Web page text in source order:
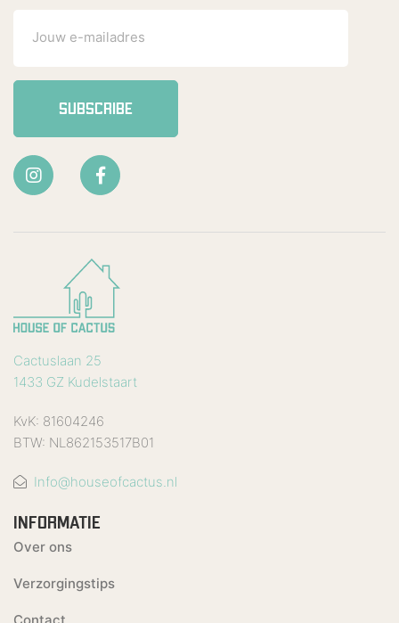
SUBSCRIBE
Cactuslaan 25
1433 GZ Kudelstaart
KvK: 81604246
BTW: NL862153517B01
Info@houseofcactus.nl
INFORMATIE
Over ons
Verzorgingstips
Contact